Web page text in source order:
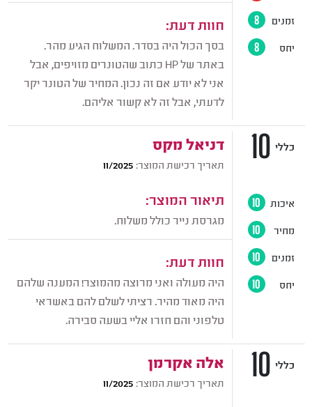
חוות דעת:
בסך הכול היה בסדר. המשלוח הגיע מהר.
באתר של HP כתוב שהטונרים מזויפים, אבל
אני לא יודע אם זה נכון. המחיר של הטונר יקר
לדעתי, אבל זה לא קשור אליהם.
זמנים 8
יחס 8
דניאל מקס
תאריך רכישת המוצר: 11/2025
תיאור המוצר:
מגרסת נייר כולל משלוח.
חוות דעת:
היה מעולה ואני מרוצה מהמוצר! המענה שלהם
היה מאוד מהיר. רציתי לשלם להם באשראי
טלפוני והם חזרו אליי בשעה סבירה.
10 כללי
איכות 10
מחיר 10
זמנים 10
יחס 10
אלה אקרמן
תאריך רכישת המוצר: 11/2025 10 כללי